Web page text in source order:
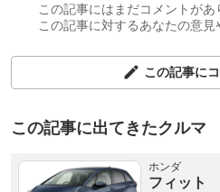
この記事にはまだコメントがあ
この記事に対するあなたの意
この記事に
この記事に出てきたクルマ
ホンダ
フィット